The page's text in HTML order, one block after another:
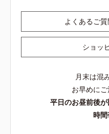
よくあるご
ショッ
月末は混
お早めにご
平日のお昼前後
時間